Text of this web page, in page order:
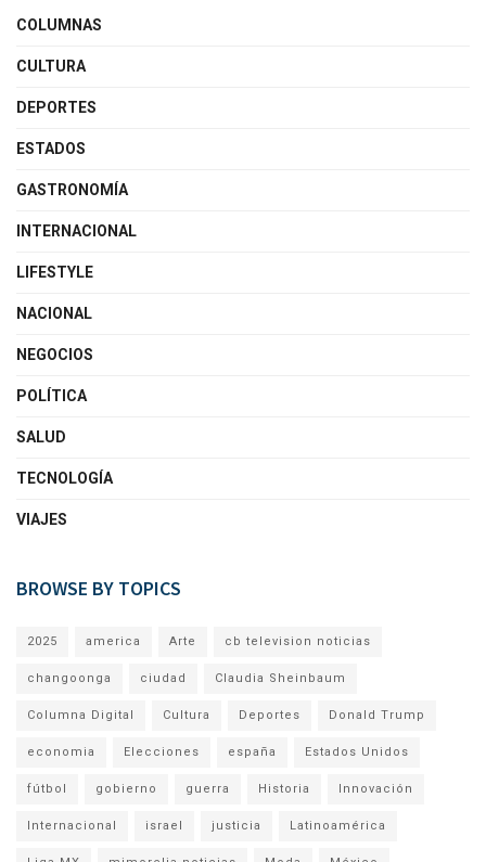
COLUMNAS
CULTURA
DEPORTES
ESTADOS
GASTRONOMÍA
INTERNACIONAL
LIFESTYLE
NACIONAL
NEGOCIOS
POLÍTICA
SALUD
TECNOLOGÍA
VIAJES
BROWSE BY TOPICS
2025 america Arte cb television noticias
changoonga ciudad Claudia Sheinbaum
Columna Digital Cultura Deportes Donald Trump
economia Elecciones españa Estados Unidos
fútbol gobierno guerra Historia Innovación
Internacional israel justicia Latinoamérica